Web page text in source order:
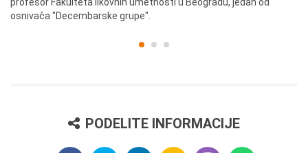
osnivača "Decembarske grupe".
PODELITE INFORMACIJE